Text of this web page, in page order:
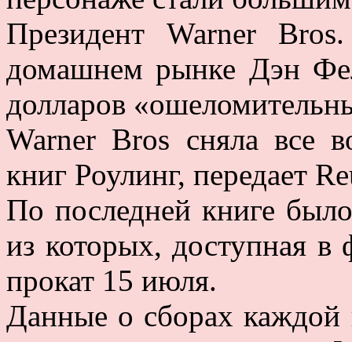
Президент Warner
домашнем рынке Дэн
долларов
Warner Bros сняла все
книг Роулинг, передает
По последней книге
из которых, доступная
прокат 15 июля.
Данные о сборах каждой